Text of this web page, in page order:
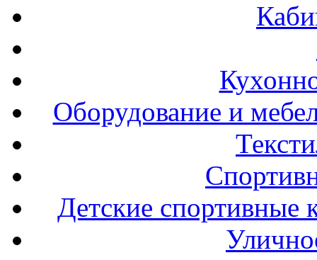
Оборудование и
Детские спортивные